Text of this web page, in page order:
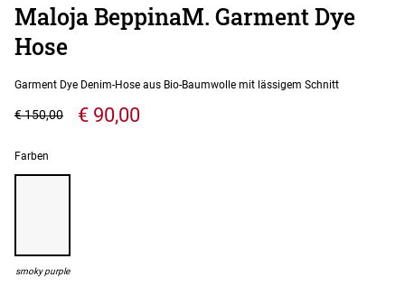
Maloja BeppinaM. Garment Dye
Hose
Garment Dye Denim-Hose aus Bio-Baumwolle mit lässigem Schnitt
€ 90,00
€ 150,00
Farben
smoky purple